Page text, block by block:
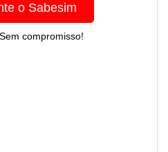
o Sabesim
compromisso!